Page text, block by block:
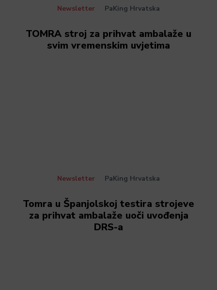
Newsletter PaKing Hrvatska
TOMRA stroj za prihvat ambalaže u
svim vremenskim uvjetima
Newsletter PaKing Hrvatska
Tomra u Španjolskoj testira strojeve
za prihvat ambalaže uoči uvođenja
DRS-a